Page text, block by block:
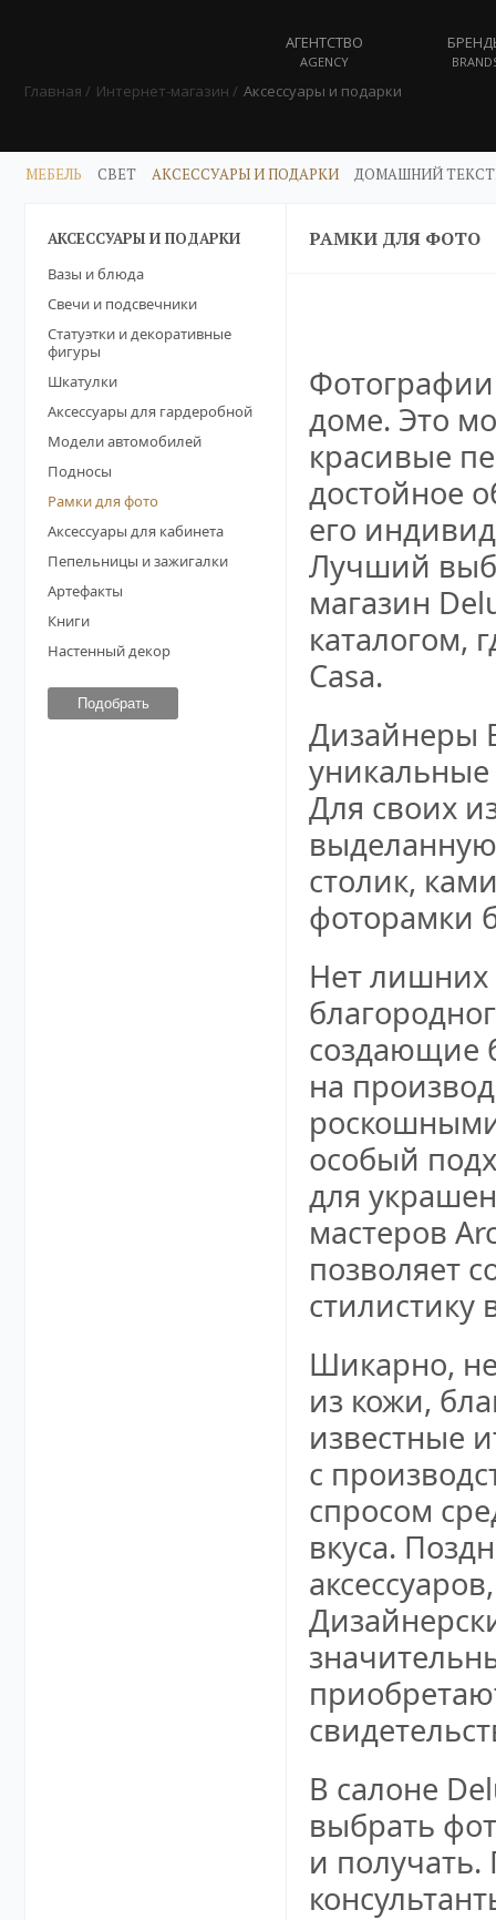
АГЕНТСТВО
AGENCY
Главная Интернет-магазин Аксессуары и подарки
МЕБЕЛЬ СВЕТ АКСЕССУАРЫ И ПОДАРКИ ДОМАШНИЙ
АКСЕССУАРЫ И ПОДАРКИ
Вазы и блюда
Свечи и подсвечники
Статуэтки и декоративные
фигуры
Шкатулки
Аксессуары для гардеробной
Модели автомобилей
Подносы
Рамки для фото
Аксессуары для кабинета
Пепельницы и зажигалки
Артефакты
Книги
Настенный декор
РАМКИ ДЛЯ ФОТО
доме. Это
красивые
достойное
его
Лучший
магазин
каталогом,
Casa.
Дизайнеры
Для своих
столик,
фоторамки
Нет лишних
создающие
на
особый
для
мастеров
позволяет
Шикарно,
из кожи,
известные
с
спросом
вкуса.
В салоне
выбрать
и